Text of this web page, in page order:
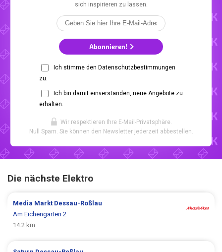
sich inspirieren zu lassen.
Abonnieren!
Ich stimme den Datenschutzbestimmungen
zu.
Ich bin damit einverstanden, neue Angebote zu
erhalten.
Wir respektieren Ihre E-Mail-Privatsphäre.
Null Spam. Sie können den Newsletter jederzeit abbestellen.
Die nächste Elektro
Media Markt Dessau-Roßlau
Am Eichengarten 2
14.2 km